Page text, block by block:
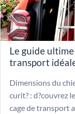
Le guide
transport
Dimensions du
curit? : d?couvrez
cage de transport